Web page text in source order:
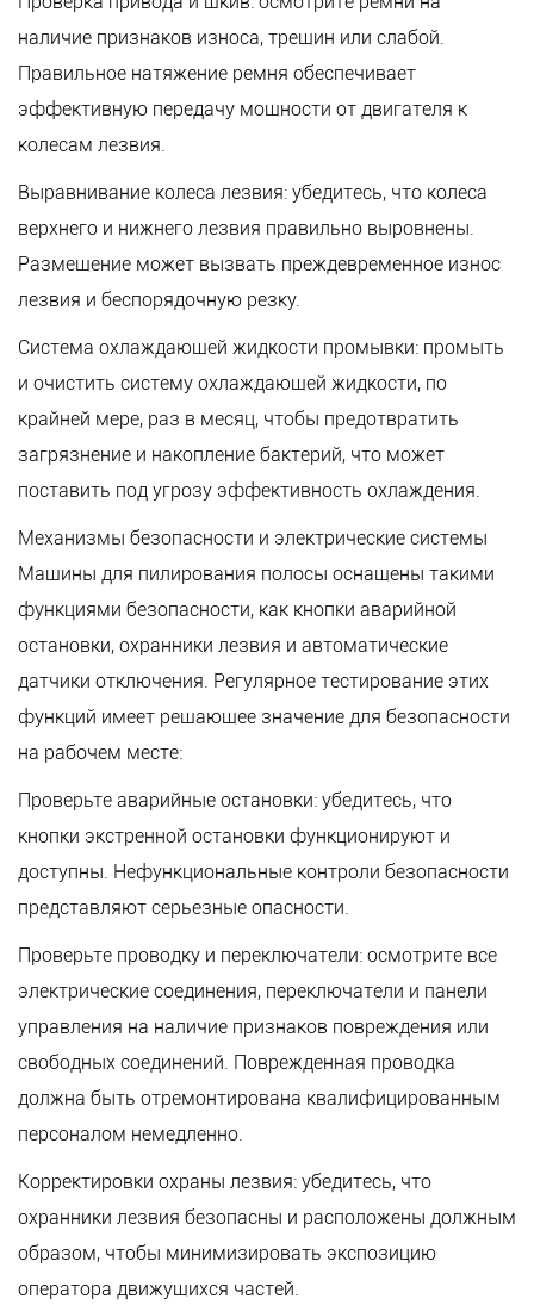
наличие признаков износа, трещин или слабой.
Правильное натяжение ремня обеспечивает
эффективную передачу мощности от двигателя к
колесам лезвия.
Выравнивание колеса лезвия: убедитесь, что колеса
верхнего и нижнего лезвия правильно выровнены.
Размещение может вызвать преждевременное износ
лезвия и беспорядочную резку.
Система охлаждающей жидкости промывки: промыть
и очистить систему охлаждающей жидкости, по
крайней мере, раз в месяц, чтобы предотвратить
загрязнение и накопление бактерий, что может
поставить под угрозу эффективность охлаждения.
Механизмы безопасности и электрические системы
Машины для пилирования полосы оснащены такими
функциями безопасности, как кнопки аварийной
остановки, охранники лезвия и автоматические
датчики отключения. Регулярное тестирование этих
функций имеет решающее значение для безопасности
на рабочем месте:
Проверьте аварийные остановки: убедитесь, что
кнопки экстренной остановки функционируют и
доступны. Нефункциональные контроли безопасности
представляют серьезные опасности.
Проверьте проводку и переключатели: осмотрите все
электрические соединения, переключатели и панели
управления на наличие признаков повреждения или
свободных соединений. Поврежденная проводка
должна быть отремонтирована квалифицированным
персоналом немедленно.
Корректировки охраны лезвия: убедитесь, что
охранники лезвия безопасны и расположены должным
образом, чтобы минимизировать экспозицию
оператора движущихся частей.